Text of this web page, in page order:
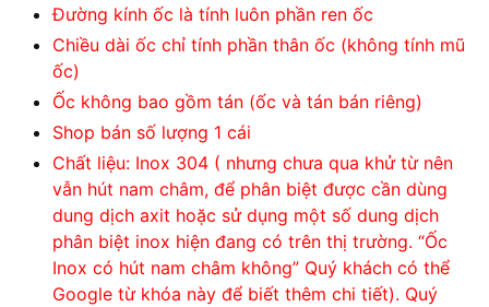
Đường kính ốc là tính luôn phần ren ốc
Chiều dài ốc chỉ tính phần thân ốc (không tính mũ
ốc)
Ốc không bao gồm tán (ốc và tán bán riêng)
Shop bán số lượng 1 cái
Chất liệu: Inox 304 ( nhưng chưa qua khử từ nên
vẫn hút nam châm, để phân biệt được cần dùng
dung dịch axit hoặc sử dụng một số dung dịch
phân biệt inox hiện đang có trên thị trường. “Ốc
Inox có hút nam châm không” Quý khách có thể
Google từ khóa này để biết thêm chi tiết). Quý